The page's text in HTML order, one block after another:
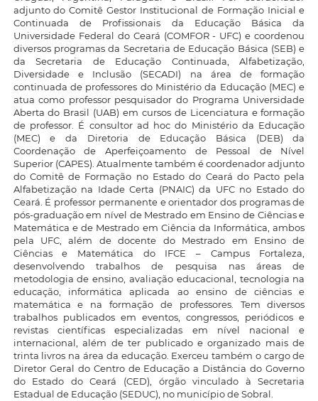
adjunto do Comitê Gestor Institucional de Formação Inicial e
Continuada de Profissionais da Educação Básica da
Universidade Federal do Ceará (COMFOR - UFC) e coordenou
diversos programas da Secretaria de Educação Básica (SEB) e
da Secretaria de Educação Continuada, Alfabetização,
Diversidade e Inclusão (SECADI) na área de formação
continuada de professores do Ministério da Educação (MEC) e
atua como professor pesquisador do Programa Universidade
Aberta do Brasil (UAB) em cursos de Licenciatura e formação
de professor. É consultor ad hoc do Ministério da Educação
(MEC) e da Diretoria de Educação Básica (DEB) da
Coordenação de Aperfeiçoamento de Pessoal de Nível
Superior (CAPES). Atualmente também é coordenador adjunto
do Comitê de Formação no Estado do Ceará do Pacto pela
Alfabetização na Idade Certa (PNAIC) da UFC no Estado do
Ceará. É professor permanente e orientador dos programas de
pós-graduação em nível de Mestrado em Ensino de Ciências e
Matemática e de Mestrado em Ciência da Informática, ambos
pela UFC, além de docente do Mestrado em Ensino de
Ciências e Matemática do IFCE – Campus Fortaleza,
desenvolvendo trabalhos de pesquisa nas áreas de
metodologia de ensino, avaliação educacional, tecnologia na
educação, informática aplicada ao ensino de ciências e
matemática e na formação de professores. Tem diversos
trabalhos publicados em eventos, congressos, periódicos e
revistas científicas especializadas em nível nacional e
internacional, além de ter publicado e organizado mais de
trinta livros na área da educação. Exerceu também o cargo de
Diretor Geral do Centro de Educação a Distância do Governo
do Estado do Ceará (CED), órgão vinculado à Secretaria
Estadual de Educação (SEDUC), no município de Sobral.